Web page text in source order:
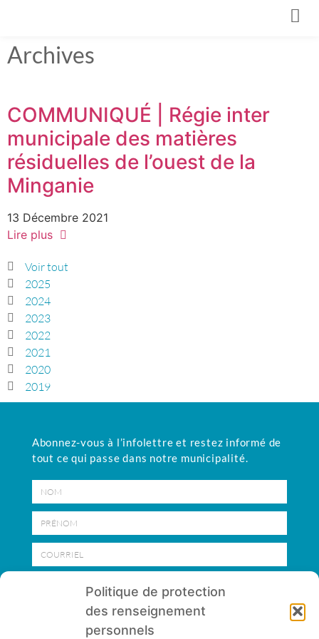
Politique de protection
des renseignement
personnels
Archives
COMMUNIQUÉ | Régie inter
municipale des matières
résiduelles de l’ouest de la
Minganie
13 Décembre 2021
Lire plus
Voir tout
2025
2024
2023
2022
2021
2020
2019
Abonnez-vous à l’infolettre et restez informé de
tout ce qui passe dans notre municipalité.
M'ABONNER